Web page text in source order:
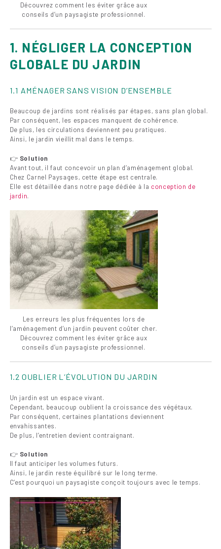
Découvrez comment les éviter grâce aux
conseils d’un paysagiste professionnel.
1. NÉGLIGER LA CONCEPTION
GLOBALE DU JARDIN
1.1 AMÉNAGER SANS VISION D’ENSEMBLE
Beaucoup de jardins sont réalisés par étapes, sans plan global.
Par conséquent, les espaces manquent de cohérence.
De plus, les circulations deviennent peu pratiques.
Ainsi, le jardin vieillit mal dans le temps.
👉 Solution
Avant tout, il faut concevoir un plan d’aménagement global.
Chez Carnel Paysages, cette étape est centrale.
Elle est détaillée dans notre page dédiée à la conception de
jardin.
Les erreurs les plus fréquentes lors de
l’aménagement d’un jardin peuvent coûter cher.
Découvrez comment les éviter grâce aux
conseils d’un paysagiste professionnel.
1.2 OUBLIER L’ÉVOLUTION DU JARDIN
Un jardin est un espace vivant.
Cependant, beaucoup oublient la croissance des végétaux.
Par conséquent, certaines plantations deviennent
envahissantes.
De plus, l’entretien devient contraignant.
👉 Solution
Il faut anticiper les volumes futurs.
Ainsi, le jardin reste équilibré sur le long terme.
C’est pourquoi un paysagiste conçoit toujours avec le temps.